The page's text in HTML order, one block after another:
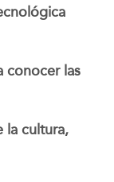
conocer las
la cultura,